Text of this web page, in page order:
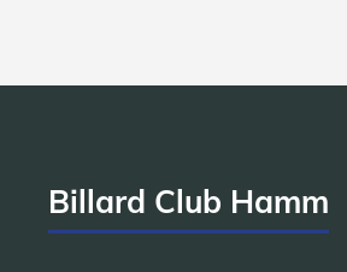
Billard Club Hamm